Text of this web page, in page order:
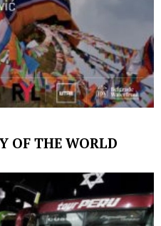
OF THE WORLD